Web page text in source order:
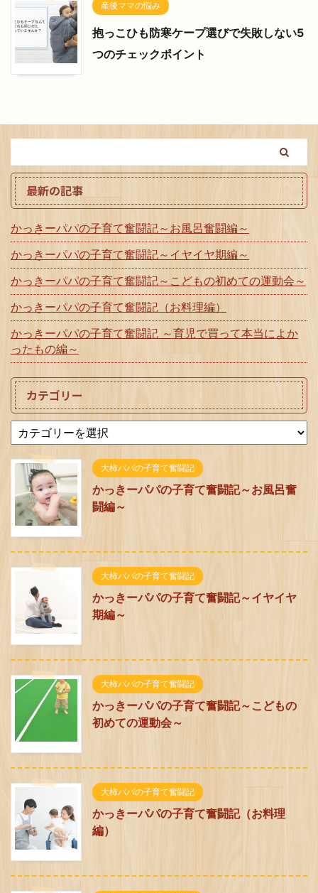
産後ママの悩み
抱っこひも防寒ケープ選びで失敗しない5
つのチェックポイント
最新の記事
かっきーパパの子育て奮闘記～お風呂奮闘編～
かっきーパパの子育て奮闘記～イヤイヤ期編～
かっきーパパの子育て奮闘記～こどもの初めての運動会～
かっきーパパの子育て奮闘記（お料理編）
かっきーパパの子育て奮闘記 ～育児で買って本当によか
ったもの編～
カテゴリー
大柿パパの子育て奮闘記
かっきーパパの子育て奮闘記～お風呂奮
闘編～
大柿パパの子育て奮闘記
かっきーパパの子育て奮闘記～イヤイヤ
期編～
大柿パパの子育て奮闘記
かっきーパパの子育て奮闘記～こどもの
初めての運動会～
大柿パパの子育て奮闘記
かっきーパパの子育て奮闘記（お料理
編）